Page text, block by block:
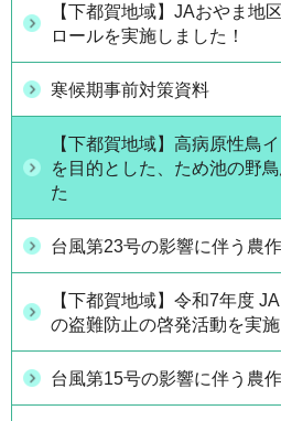
【下都賀地域】JAおやま地
ロールを実施しました！
寒候期事前対策資料
【下都賀地域】高病原性鳥
を目的とした、ため池の野
た
台風第23号の影響に伴う農
【下都賀地域】令和7年度
の盗難防止の啓発活動を実施
台風第15号の影響に伴う農